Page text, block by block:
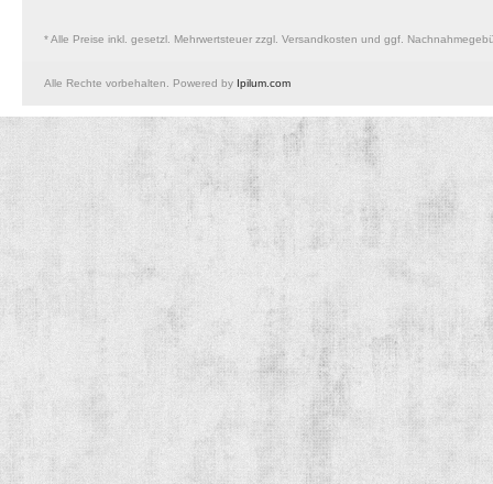
* Alle Preise inkl. gesetzl. Mehrwertsteuer zzgl. Versandkosten und ggf.
Alle Rechte vorbehalten. Powered by Ipilum.com